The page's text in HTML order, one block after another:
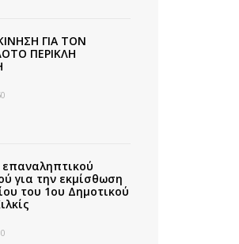
ΓΙΑ ΤΟΝ
ΠΕΡΙΚΛΗ
για την εκμίσθωση
του 1ου Δημοτικού